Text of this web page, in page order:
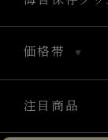
価格帯
注目商品